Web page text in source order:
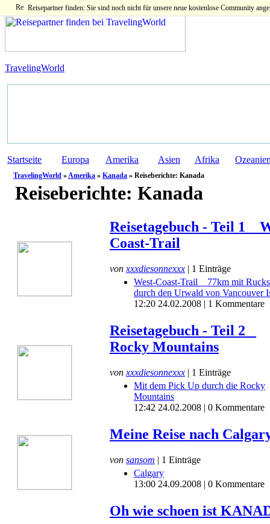
Reisepartner finden: Sie sind noch nicht für unsere neue kostenlose Community
TravelingWorld
Startseite Europa Amerika Asien Afrika
TravelingWorld »Amerika » Kanada » Reiseberichte: Kanada
Reiseberichte: Kanada
Reisetagebuch - Teil 1 _
Coast-Trail
von xxxdiesonnexxx | 1 Einträge
West-Coast-Trail _ 77km mit
durch den Urwald von Vancouver
12:20 24.02.2008 | 1 Kommentare
Reisetagebuch - Teil 2 _
Rocky Mountains
von xxxdiesonnexxx | 1 Einträge
Mit dem Pick Up durch die Rocky
Mountains
12:42 24.02.2008 | 0 Kommentare
Meine Reise nach
von sansom | 1 Einträge
Calgary
13:00 24.09.2008 | 0 Kommentare
Oh wie schoen ist